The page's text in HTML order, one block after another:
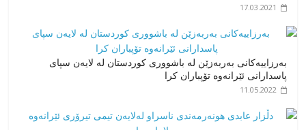
17.03.2021
بەرزاییەکانی بەربەزێن لە باشووری کوردستان لە لایەن سپای
پاسدارانی ئێرانەوە تۆپباران کرا
11.05.2022